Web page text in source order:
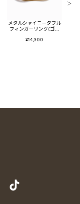
メタルシャイニーダブル
フィンガーリング(ゴー
¥14,300
＞